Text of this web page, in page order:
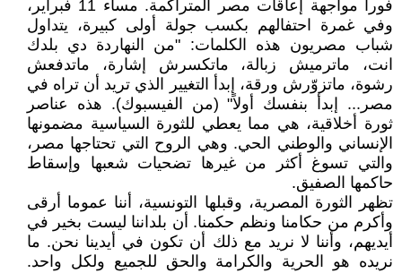
فورا مواجهة إعاقات مصر المتراكمة. مساء 11 فبراير،
وفي غمرة احتفالهم بكسب جولة أولى كبيرة، يتداول
شباب مصريون هذه الكلمات: "من النهاردة دي بلدك
انت، ماترميش زبالة، ماتكسرش إشارة، ماتدفعش
رشوة، ماتزوّرش ورقة، إبدأ التغيير الذي تريد أن تراه في
مصر... إبدأ بنفسك أولاً" (من الفيسبوك). هذه عناصر
ثورة أخلاقية، هي مما يعطي للثورة السياسية مضمونها
الإنساني والوطني الحي. وهي الروح التي تحتاجها مصر،
والتي تسوغ أكثر من غيرها تضحيات شعبها وإسقاط
حاكمها الصفيق.
تظهر الثورة المصرية، وقبلها التونسية، أننا عموما أرقى
وأكرم من حكامنا ونظم حكمنا. أن بلداننا ليست بخير في
أيديهم، وأننا لا نريد مع ذلك أن تكون في أيدينا نحن. ما
نريده هو الحرية والكرامة والحق للجميع ولكل واحد.